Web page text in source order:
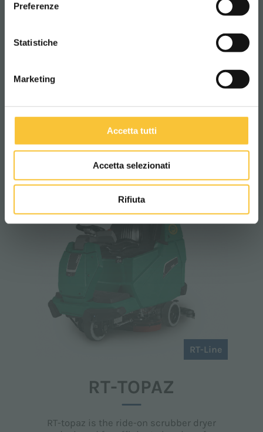
Preferenze
Statistiche
Marketing
Accetta tutti
Accetta selezionati
Rifiuta
The 3SD system is a standard equipment on:
RELATED PRODUCTS
RT-Line
RT-TOPAZ
RT-topaz is the ride-on scrubber dryer